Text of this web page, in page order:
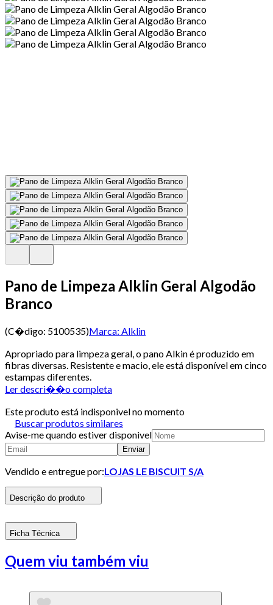
Pano de Limpeza Alklin Geral Algodão
Branco
(C�digo: 5100535)Marca: Alklin
Apropriado para limpeza geral, o pano Alkin é produzido em
fibras diversas. Resistente e macio, ele está disponível em cinco
estampas diferentes.
Ler descri��o completa
Este produto está indisponivel no momento
Buscar produtos similares
Avise-me quando estiver disponivel
Enviar
Vendido e entregue por:LOJAS LE BISCUIT S/A
Descrição do produto
Ficha Técnica
Quem viu também viu